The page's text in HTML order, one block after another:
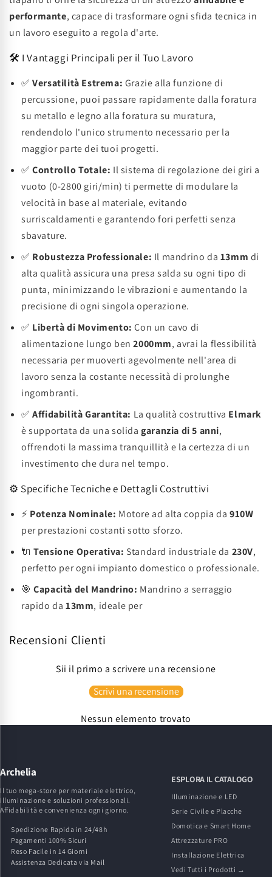
performante, capace di trasformare ogni sfida tecnica in
un lavoro eseguito a regola d'arte.
🛠️ I Vantaggi Principali per il Tuo Lavoro
✅Versatilità Estrema: Grazie alla funzione di
percussione, puoi passare rapidamente dalla foratura
su metallo e legno alla foratura su muratura,
rendendolo l'unico strumento necessario per la
maggior parte dei tuoi progetti.
✅Controllo Totale: Il sistema di regolazione dei giri a
vuoto (0-2800 giri/min) ti permette di modulare la
velocità in base al materiale, evitando
surriscaldamenti e garantendo fori perfetti senza
sbavature.
✅ Robustezza Professionale: Il mandrino da 13mm di
alta qualità assicura una presa salda su ogni tipo di
punta, minimizzando le vibrazioni e aumentando la
precisione di ogni singola operazione.
✅ Libertà di Movimento: Con un cavo di
alimentazione lungo ben2000mm, avrai la flessibilità
necessaria per muoverti agevolmente nell'area di
lavoro senza la costante necessità di prolunghe
ingombranti.
✅Affidabilità Garantita: La qualità costruttiva Elmark
è supportata da una solidagaranzia di 5 anni,
offrendoti la massima tranquillità e la certezza di un
investimento che dura nel tempo.
⚙️ Specifiche Tecniche e Dettagli Costruttivi
⚡ Potenza Nominale: Motore ad alta coppia da910W
per prestazioni costanti sotto sforzo.
🔌Tensione Operativa: Standard industriale da 230V,
perfetto per ogni impianto domestico o professionale.
🎯Capacità del Mandrino: Mandrino a serraggio
rapido da 13mm, ideale per
Recensioni Clienti
Sii il primo a scrivere una recensione
Scrivi una recensione
Nessun elemento trovato
Archelia
Il tuo mega-store per materiale elettrico,
illuminazione e soluzioni professionali.
Affidabilità e convenienza ogni giorno.
Spedizione Rapida in 24/48h
Pagamenti 100% Sicuri
Reso Facile in 14 Giorni
Assistenza Dedicata via Mail
ESPLORA IL CATALOGO
Illuminazione e LED
Serie Civile e Placche
Domotica e Smart Home
Attrezzature PRO
Installazione Elettrica
Vedi Tutti i Prodotti →